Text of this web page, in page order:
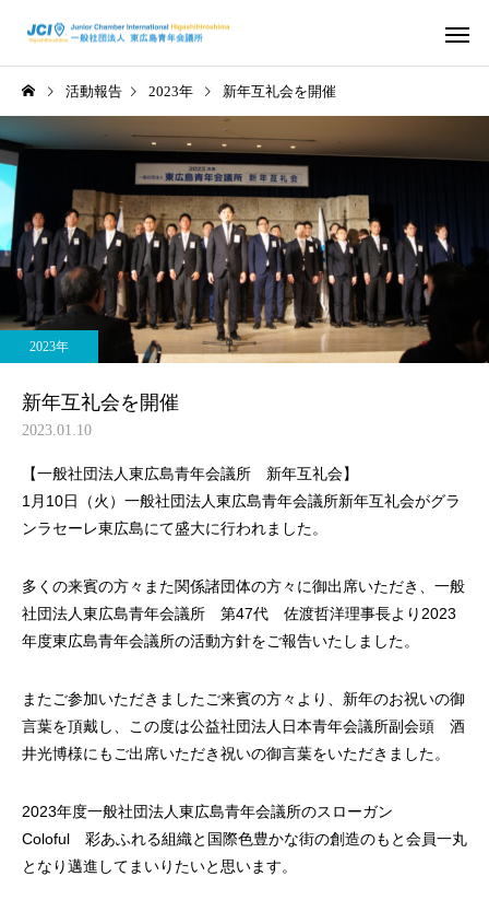
活動スケジュール 役員および
2026年
2026年度 4月例会 開催
2026年
2026年度 3月例会 開
活動報告 2023年 新年互礼会を開催
2023年
新年互礼会を開催
2023.01.10
【一般社団法人東広島青年会議所 新年互礼会】
1月10日（火）一般社団法人東広島青年会議所新年互礼会がグラ
ンラセーレ東広島にて盛大に行われました。
多くの来賓の方々また関係諸団体の方々に御出席いただき、一般
社団法人東広島青年会議所 第47代 佐渡哲洋理事長より2023
年度東広島青年会議所の活動方針をご報告いたしました。
またご参加いただきましたご来賓の方々より、新年のお祝いの御
言葉を頂戴し、この度は公益社団法人日本青年会議所副会頭 酒
井光博様にもご出席いただき祝いの御言葉をいただきました。
2023年度一般社団法人東広島青年会議所のスローガン
Coloful 彩あふれる組織と国際色豊かな街の創造のもと会員一丸
となり邁進してまいりたいと思います。